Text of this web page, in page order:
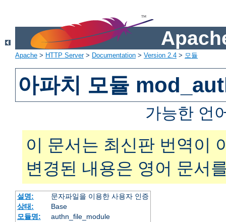
Apache > HTTP Server> Documentation > Version 2.4 > 모듈
아파치 모듈
가능한 언
이 문서는 최신판 번역이
변경된 내용은 영어 문서
설명:
문자파일을 이용한 사용자 인증
상태:
Base
모듈명:
authn_file_module